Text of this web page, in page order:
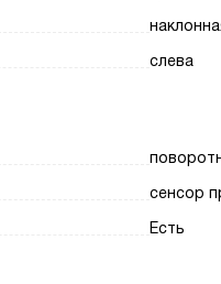
слева
сенсор
Есть